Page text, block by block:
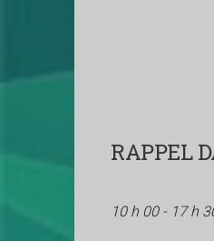
RAPPEL
10 h 00 - 17 h